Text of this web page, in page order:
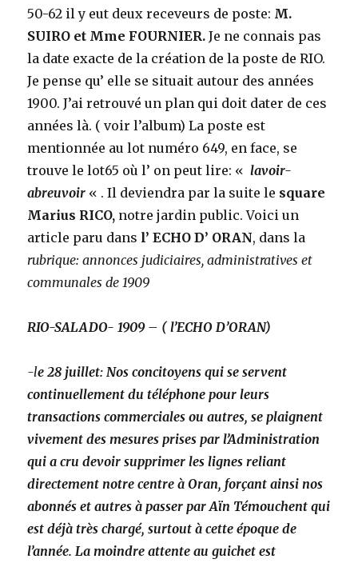
50-62 il y eut deux receveurs de poste: M.
SUIRO et Mme FOURNIER. Je ne connais pas
la date exacte de la création de la poste de RIO.
Je pense qu’ elle se situait autour des années
1900. J’ai retrouvé un plan qui doit dater de ces
années là. ( voir l’album) La poste est
mentionnée au lot numéro 649, en face, se
trouve le lot65 où l’ on peut lire: « lavoir-
abreuvoir « . Il deviendra par la suite le square
Marius RICO, notre jardin public. Voici un
article paru dans l’ ECHO D’ ORAN, dans la
rubrique: annonces judiciaires, administratives et
communales de 1909
RIO-SALADO- 1909 – ( l’ECHO D’ORAN)
-le 28 juillet: Nos concitoyens qui se servent
continuellement du téléphone pour leurs
transactions commerciales ou autres, se plaignent
vivement des mesures prises par l’Administration
qui a cru devoir supprimer les lignes reliant
directement notre centre à Oran, forçant ainsi nos
abonnés et autres à passer par Aïn Témouchent qui
est déjà très chargé, surtout à cette époque de
l’année. La moindre attente au guichet est